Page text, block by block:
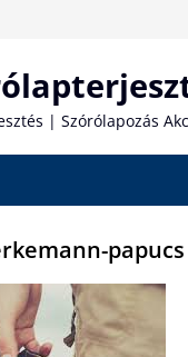
| Szórólapozás
papucs